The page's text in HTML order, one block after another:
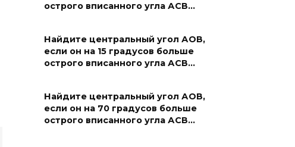
острого вписанного угла АСВ…
Найдите центральный угол АОВ,
если он на 15 градусов больше
острого вписанного угла АСВ…
Найдите центральный угол АОВ,
если он на 70 градусов больше
острого вписанного угла АСВ…